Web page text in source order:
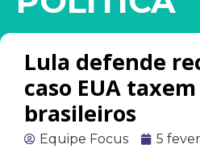
Lula defende
caso EUA
brasileiros
Equipe Focus 5